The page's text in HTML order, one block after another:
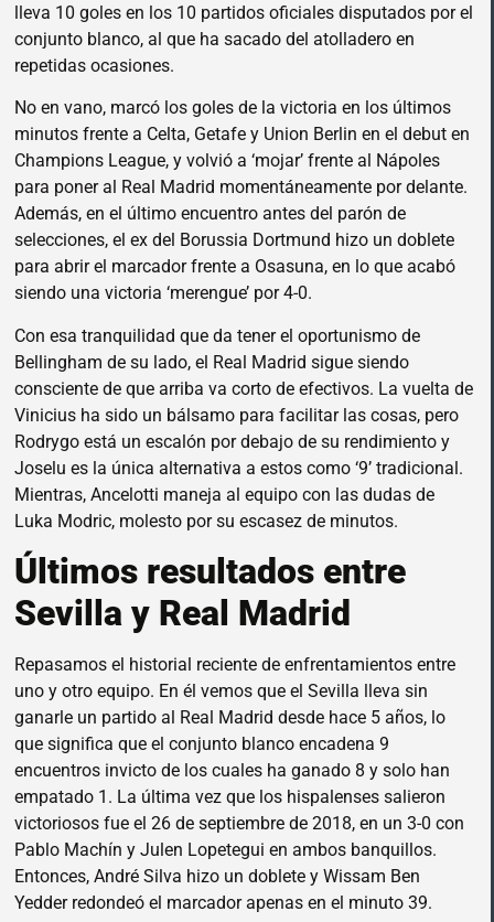
lleva 10 goles en los 10 partidos oficiales disputados por el
conjunto blanco, al que ha sacado del atolladero en
repetidas ocasiones.
No en vano, marcó los goles de la victoria en los últimos
minutos frente a Celta, Getafe y Union Berlin en el debut en
Champions League, y volvió a ‘mojar’ frente al Nápoles
para poner al Real Madrid momentáneamente por delante.
Además, en el último encuentro antes del parón de
selecciones, el ex del Borussia Dortmund hizo un doblete
para abrir el marcador frente a Osasuna, en lo que acabó
siendo una victoria ‘merengue’ por 4-0.
Con esa tranquilidad que da tener el oportunismo de
Bellingham de su lado, el Real Madrid sigue siendo
consciente de que arriba va corto de efectivos. La vuelta de
Vinicius ha sido un bálsamo para facilitar las cosas, pero
Rodrygo está un escalón por debajo de su rendimiento y
Joselu es la única alternativa a estos como ‘9’ tradicional.
Mientras, Ancelotti maneja al equipo con las dudas de
Luka Modric, molesto por su escasez de minutos.
Últimos resultados entre
Sevilla y Real Madrid
Repasamos el historial reciente de enfrentamientos entre
uno y otro equipo. En él vemos que el Sevilla lleva sin
ganarle un partido al Real Madrid desde hace 5 años, lo
que significa que el conjunto blanco encadena 9
encuentros invicto de los cuales ha ganado 8 y solo han
empatado 1. La última vez que los hispalenses salieron
victoriosos fue el 26 de septiembre de 2018, en un 3-0 con
Pablo Machín y Julen Lopetegui en ambos banquillos.
Entonces, André Silva hizo un doblete y Wissam Ben
Yedder redondeó el marcador apenas en el minuto 39.